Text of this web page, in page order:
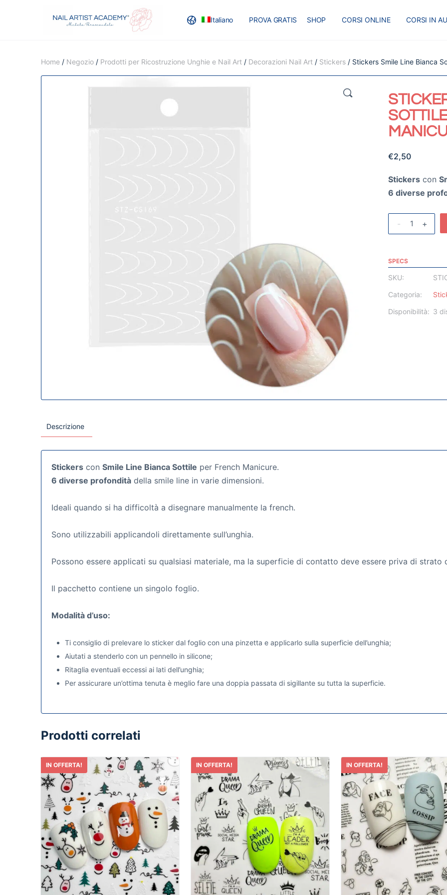
Italiano PROVA GRATIS SHOP CORSI ONLINE CORSI IN
RECENSIONI MASTER BLOG
Home / Negozio / Prodotti per Ricostruzione Unghie e Nail Art / Decorazioni Nail Art / Stickers / Stickers Smile Line Bianca
🔍
€2,50
Stickers con
6 diverse
- +
SPECS
SKU:
Categoria:
Disponibilità: 3
Descrizione
Stickers con Smile Line Bianca Sottile per French Manicure.
6 diverse profondità della smile line in varie dimensioni.
Ideali quando si ha difficoltà a disegnare manualmente la french.
Sono utilizzabili applicandoli direttamente sull’unghia.
Possono essere applicati su qualsiasi materiale, ma la superficie di contatto deve essere priva di strato
Il pacchetto contiene un singolo foglio.
Modalità d’uso:
Ti consiglio di prelevare lo sticker dal foglio con una pinzetta e applicarlo sulla superficie dell’unghia;
Aiutati a stenderlo con un pennello in silicone;
Ritaglia eventuali eccessi ai lati dell’unghia;
Per assicurare un’ottima tenuta è meglio fare una doppia passata di sigillante su tutta la superficie.
Prodotti correlati
IN OFFERTA! IN OFFERTA! IN OFFERTA!